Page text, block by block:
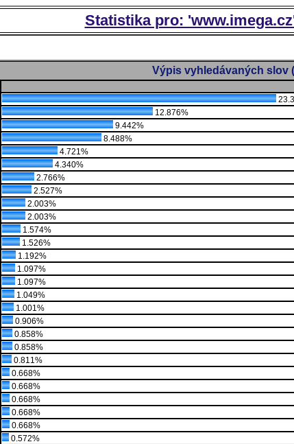
Statistika pro:
Výpis vyhledávaných slov
12.876%
9.442%
8.488%
4.721%
4.340%
2.766%
2.527%
2.003%
2.003%
1.574%
1.526%
1.192%
1.097%
1.097%
1.049%
1.001%
0.906%
0.858%
0.858%
0.811%
0.668%
0.668%
0.668%
0.668%
0.668%
0.572%